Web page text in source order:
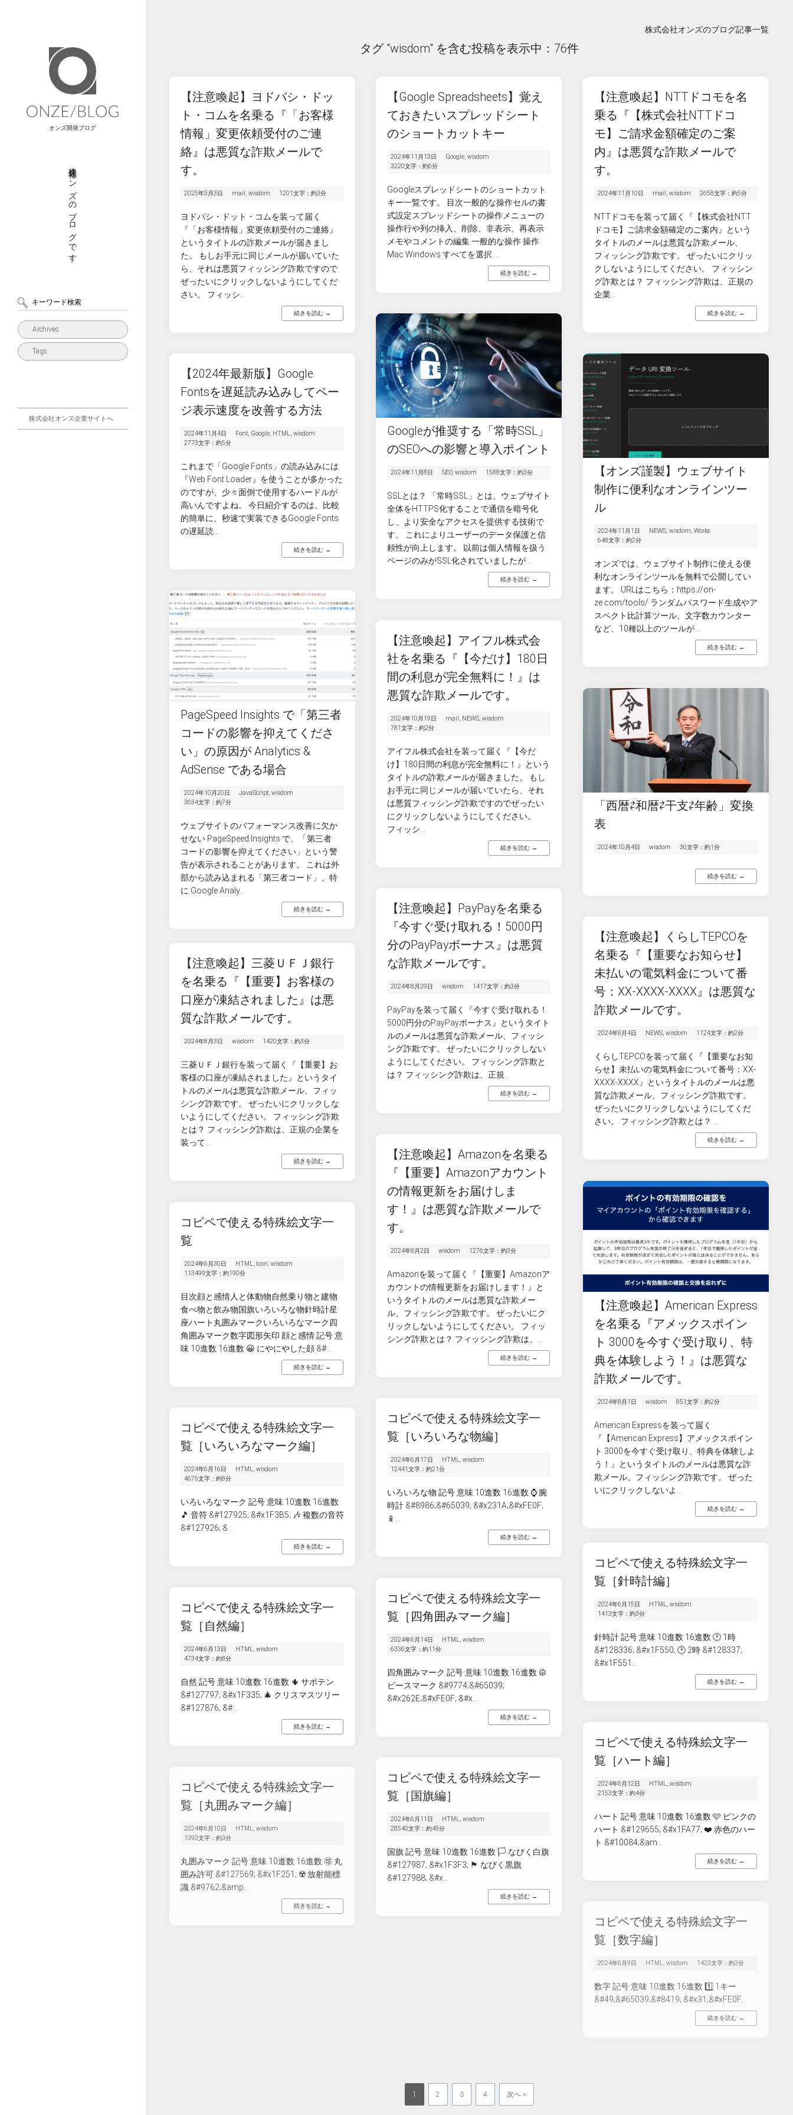
オンズ開発ブログ
株式会社オンズのブログです
Archives
Tags
株式会社オンズ企業サイトへ
株式会社オンズのブログ記事一覧
タグ "wisdom" を含む投稿を表示中：76件
【注意喚起】ヨドバシ・ドッ
ト・コムを名乗る『「お客様
情報」変更依頼受付のご連
絡』は悪質な詐欺メールで
す。
2025年3月3日 mail ,wisdom 1201文字：約3分
ヨドバシ・ドット・コムを装って届く
『「お客様情報」変更依頼受付のご連絡』
というタイトルの詐欺メールが届きまし
た。 もしお手元に同じメールが届いていた
ら、それは悪質フィッシング詐欺ですので
ぜったいにクリックしないようにしてくだ
さい。 フィッシ...
続きを読む →
【Google Spreadsheets】覚え
ておきたいスプレッドシート
のショートカットキー
2024年11月13日 Google,wisdom
3220文字：約6分
Googleスプレッドシートのショートカット
キー一覧です。 目次一般的な操作セルの書
式設定スプレッドシートの操作メニューの
操作行や列の挿入、削除、非表示、再表示
メモやコメントの編集 一般的な操作 操作
Mac Windows すべてを選択 ...
続きを読む →
【注意喚起】NTTドコモを名
乗る『【株式会社NTTドコ
モ】ご請求金額確定のご案
内』は悪質な詐欺メールで
す。
2024年11月10日 mail ,wisdom 2658文字：約5分
NTTドコモを装って届く『【株式会社NTT
ドコモ】ご請求金額確定のご案内』という
タイトルのメールは悪質な詐欺メール、
フィッシング詐欺です。 ぜったいにクリッ
クしないようにしてください。 フィッシン
グ詐欺とは？ フィッシング詐欺は、正規の
企業...
続きを読む →
Googleが推奨する「常時SSL」
のSEOへの影響と導入ポイント
2024年11月8日 SEO,wisdom 1588文字：約3分
SSLとは？ 「常時SSL」とは、ウェブサイト
全体をHTTPS化することで通信を暗号化
し、より安全なアクセスを提供する技術で
す。 これによりユーザーのデータ保護と信
頼性が向上します。 以前は個人情報を扱う
ページのみがSSL化されていましたが...
続きを読む →
【2024年最新版】Google
Fontsを遅延読み込みしてペー
ジ表示速度を改善する方法
2024年11月4日 Font, Google, HTML,wisdom
2773文字：約5分
これまで「Google Fonts」の読み込みには
『Web Font Loader』を使うことが多かった
のですが、少々面倒で使用するハードルが
高いんですよね。 今日紹介するのは、比較
的簡単に、秒速で実装できるGoogle Fonts
の遅延読...
続きを読む →
【オンズ謹製】ウェブサイト
制作に便利なオンラインツー
ル
2024年11月1日 NEWS,wisdom,Works
648文字：約2分
オンズでは、ウェブサイト制作に使える便
利なオンラインツールを無料で公開してい
ます。 URLはこちら：https://on-
ze.com/tools/ ランダムパスワード生成やア
スペクト比計算ツール、文字数カウンター
など、10種以上のツールが...
続きを読む →
PageSpeed Insights で「第三者
コードの影響を抑えてくださ
い」の原因が Analytics &
AdSense である場合
2024年10月20日 JavaScript,wisdom
3634文字：約7分
ウェブサイトのパフォーマンス改善に欠か
せない PageSpeed Insights で、「第三者
コードの影響を抑えてください」という警
告が表示されることがあります。 これは外
部から読み込まれる「第三者コード」、特
に Google Analy...
続きを読む →
【注意喚起】アイフル株式会
社を名乗る『【今だけ】180日
間の利息が完全無料に！』は
悪質な詐欺メールです。
2024年10月19日 mail , NEWS,wisdom
781文字：約2分
アイフル株式会社を装って届く『【今だ
け】180日間の利息が完全無料に！』という
タイトルの詐欺メールが届きました。 もし
お手元に同じメールが届いていたら、それ
は悪質フィッシング詐欺ですのでぜったい
にクリックしないようにしてください。
フィッシ...
続きを読む →
「西暦⇄和暦⇄干支⇄年齢」変換
表
2024年10月4日 wisdom 30文字：約1分
続きを読む →
【注意喚起】PayPayを名乗る
『今すぐ受け取れる！5000円
分のPayPayボーナス』は悪質
な詐欺メールです。
2024年8月29日 wisdom 1417文字：約3分
PayPayを装って届く『今すぐ受け取れる！
5000円分のPayPayボーナス』というタイト
ルのメールは悪質な詐欺メール、フィッシ
ング詐欺です。 ぜったいにクリックしない
ようにしてください。 フィッシング詐欺と
は？ フィッシング詐欺は、正規...
続きを読む →
【注意喚起】くらしTEPCOを
名乗る『【重要なお知らせ】
未払いの電気料金について番
号：XX-XXXX-XXXX』は悪質な
詐欺メールです。
2024年8月4日 NEWS,wisdom 1124文字：約2分
くらしTEPCOを装って届く『【重要なお知
らせ】未払いの電気料金について番号：XX-
XXXX-XXXX』というタイトルのメールは悪
質な詐欺メール、フィッシング詐欺です。
ぜったいにクリックしないようにしてくだ
さい。 フィッシング詐欺とは？ ...
続きを読む →
【注意喚起】三菱ＵＦＪ銀行
を名乗る『【重要】お客様の
口座が凍結されました』は悪
質な詐欺メールです。
2024年8月3日 wisdom 1420文字：約3分
三菱ＵＦＪ銀行を装って届く『【重要】お
客様の口座が凍結されました』というタイ
トルのメールは悪質な詐欺メール、フィッ
シング詐欺です。 ぜったいにクリックしな
いようにしてください。 フィッシング詐欺
とは？ フィッシング詐欺は、正規の企業を
装って...
続きを読む →
【注意喚起】Amazonを名乗る
『【重要】Аmazonアカウント
の情報更新をお届けしま
す！』は悪質な詐欺メールで
す。
2024年8月2日 wisdom 1276文字：約3分
Amazonを装って届く『【重要】Аmazonア
カウントの情報更新をお届けします！』と
いうタイトルのメールは悪質な詐欺メー
ル、フィッシング詐欺です。 ぜったいにク
リックしないようにしてください。 フィッ
シング詐欺とは？ フィッシング詐欺は、...
続きを読む →
【注意喚起】American Express
を名乗る『アメックスポイン
ト 3000を今すぐ受け取り、特
典を体験しよう！』は悪質な
詐欺メールです。
2024年8月1日 wisdom 851文字：約2分
American Expressを装って届く
『【American Express】アメックスポイン
ト 3000を今すぐ受け取り、特典を体験しよ
う！』というタイトルのメールは悪質な詐
欺メール、フィッシング詐欺です。 ぜった
いにクリックしないよ...
続きを読む →
コピペで使える特殊絵文字一
覧
2024年6月30日 HTML, Icon,wisdom
113499文字：約190分
目次顔と感情人と体動物自然乗り物と建物
食べ物と飲み物国旗いろいろな物針時計星
座ハート丸囲みマークいろいろなマーク四
角囲みマーク数字図形矢印 顔と感情 記号 意
味 10進数 16進数 😀 にやにやした顔 &#...
続きを読む →
コピペで使える特殊絵文字一
覧［いろいろな物編］
2024年6月17日 HTML,wisdom
12441文字：約21分
いろいろな物 記号 意味 10進数 16進数 ⌚️ 腕
時計 &#8986;&#65039; &#x231A;&#xFE0F;
📱...
続きを読む →
コピペで使える特殊絵文字一
覧［いろいろなマーク編］
2024年6月16日 HTML,wisdom
4675文字：約8分
いろいろなマーク 記号 意味 10進数 16進数
🎵 音符 &#127925; &#x1F3B5; 🎶 複数の音符
&#127926; &...
続きを読む →
コピペで使える特殊絵文字一
覧［針時計編］
2024年6月15日 HTML,wisdom
1413文字：約3分
針時計 記号 意味 10進数 16進数 🕐 1時
&#128336; &#x1F550; 🕑 2時 &#128337;
&#x1F551...
続きを読む →
コピペで使える特殊絵文字一
覧［四角囲みマーク編］
2024年6月14日 HTML,wisdom
6336文字：約11分
四角囲みマーク 記号 意味 10進数 16進数 ☮️
ピースマーク &#9774;&#65039;
&#x262E;&#xFE0F; &#x...
続きを読む →
コピペで使える特殊絵文字一
覧［自然編］
2024年6月13日 HTML,wisdom
4734文字：約8分
自然 記号 意味 10進数 16進数 🌵 サボテン
&#127797; &#x1F335; 🎄 クリスマスツリー
&#127876; &#...
続きを読む →
コピペで使える特殊絵文字一
覧［ハート編］
2024年6月12日 HTML,wisdom
2153文字：約4分
ハート 記号 意味 10進数 16進数 🩷 ピンクの
ハート &#129655; &#x1FA77; ❤️ 赤色のハー
ト &#10084;&am...
続きを読む →
コピペで使える特殊絵文字一
覧［国旗編］
2024年6月11日 HTML,wisdom
28540文字：約48分
国旗 記号 意味 10進数 16進数 🏳 なびく白旗
&#127987; &#x1F3F3; 🏴 なびく黒旗
&#127988; &#x...
続きを読む →
コピペで使える特殊絵文字一
覧［丸囲みマーク編］
2024年6月10日 HTML,wisdom
1393文字：約3分
丸囲みマーク 記号 意味 10進数 16進数 🉑 丸
囲み許可 &#127569; &#x1F251; ☢️ 放射能標
識 &#9762;&amp...
続きを読む →
コピペで使える特殊絵文字一
覧［数字編］
2024年6月9日 HTML,wisdom 1423文字：約3分
数字 記号 意味 10進数 16進数 1️⃣ 1キー
&#49;&#65039;&#8419; &#x31;&#xFE0F...
続きを読む →
1 2 3 4 次へ »